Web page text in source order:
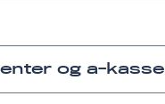
og a-kasse